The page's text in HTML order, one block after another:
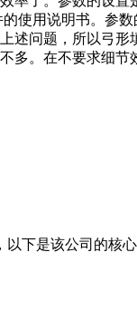
使用说明书。参
问题，所以弓
。在不要求细
下是该公司的